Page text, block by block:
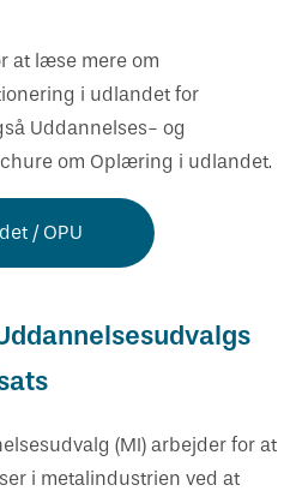
at læse mere om
i udlandet for
Uddannelses- og
om Oplæring i udlandet.
/ OPU
(MI) arbejder for at
i metalindustrien ved at